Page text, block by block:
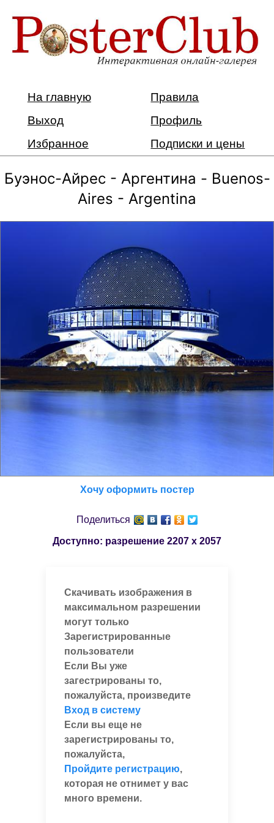
На главную
Правила
Выход
Профиль
Избранное
Подписки и цены
Буэнос-Айрес - Аргентина - Buenos-
Aires - Argentina
Хочу оформить постер
Поделиться
Доступно: разрешение 2207 x 2057
Скачивать изображения в
максимальном разрешении
могут только
Зарегистрированные
пользователи
Если Вы уже
загестрированы то,
пожалуйста, произведите
Вход в систему
Если вы еще не
зарегистрированы то,
пожалуйста,
Пройдите регистрацию,
которая не отнимет у вас
много времени.